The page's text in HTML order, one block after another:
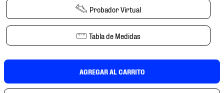
Probador Virtual
Tabla de Medidas
AGREGAR AL CARRITO
10. tenis nike